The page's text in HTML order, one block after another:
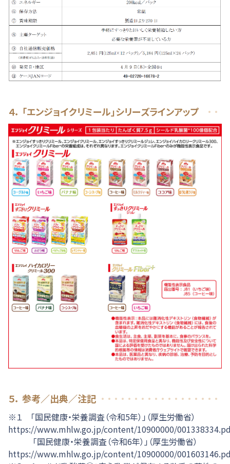
４． 「エンジョイクリミール」シリーズラインアップ
５． 参考／出典／注記
※１ 「国民健康・栄養調査（令和5年）」（厚生労働省）
https://www.mhlw.go.jp/content/10900000/
「国民健康・栄養調査（令和6年）」（厚生労働省）
https://www.mhlw.go.jp/content/10900000/